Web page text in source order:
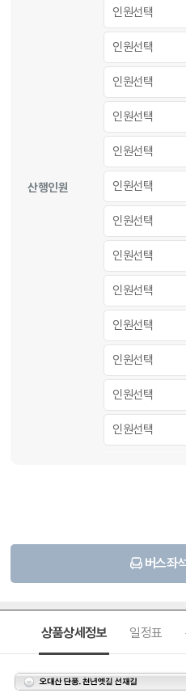
산행인원
인원선택
인원선택
인원선택
인원선택
인원선택
인원선택
인원선택
인원선택
인원선택
인원선택
인원선택
인원선택
인원선택
버스좌
상품상세정보 일정표